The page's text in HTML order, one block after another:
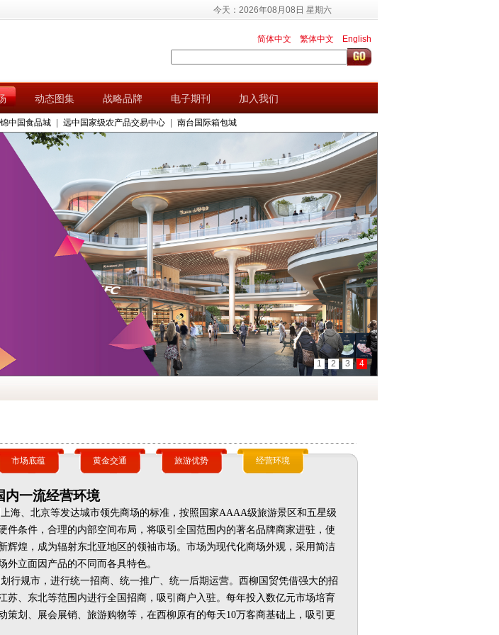
今天：2026年08月08日 星期六
简体中文 繁体中文 English
动态图集 战略品牌 电子期刊 加入我们
中国食品城 远中国家级农产品交易中心 南台国际箱包城
市场底蕴 黄金交通 旅游优势 经营环境
内一流经营环境
海、北京等发达城市领先商场的标准，按照国家AAAA级旅游景区和五星级
件条件，合理的内部空间布局，将吸引全国范围内的著名品牌商家进驻，使
辉煌，成为辐射东北亚地区的领袖市场。 市场为现代化商场外观，采用简洁
外立面因产品的不同而各具特色。
行规市，进行统一招商、统一推广、统一后期运营。西柳国贸凭借强大的招
苏、东北等范围内进行全国招商，吸引商户入驻。每年投入数亿元市场培育
策划、展会展销、旅游购物等，在西柳原有的每天10万客商基础上，吸引更